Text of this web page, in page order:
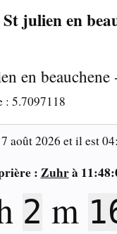
julien en
en
: 5.7097118
7 août 2026 et il est
:Zuhrà
2 m